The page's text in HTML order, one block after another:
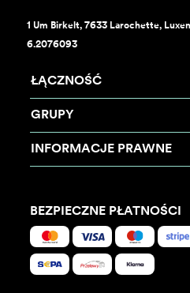
1 Um Birkelt, 7633 Larochette,
6.2076093
ŁĄCZNOŚĆ
GRUPY
INFORMACJE PRAWNE
BEZPIECZNE PŁATNOŚCI